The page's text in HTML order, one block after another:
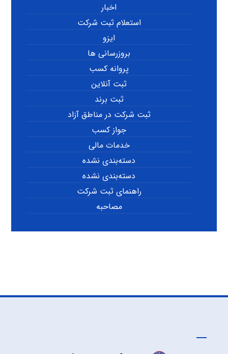
اخبار
استعلام ثبت شرکت
ایزو
بروزرسانی ها
پروانه کسب
ثبت آنلاین
ثبت برند
ثبت شرکت در مناطق آزاد
جواز کسب
خدمات مالی
دسته‌بندی نشده
دسته‌بندی نشده
راهنمای ثبت شرکت
مصاحبه